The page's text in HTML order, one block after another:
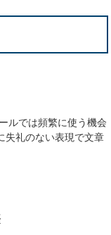
ルでは頻繁に使う機会
失礼のない表現で文章